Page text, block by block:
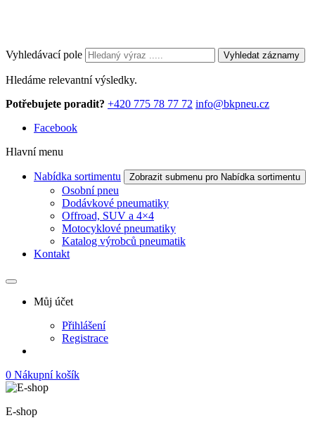
Vyhledávací pole Vyhledat záznamy
Hledáme relevantní výsledky.
Potřebujete poradit? +420 775 78 77 72 info@bkpneu.cz
Facebook
Hlavní menu
Nabídka sortimentu Zobrazit submenu pro Nabídka sortimentu
Osobní pneu
Dodávkové pneumatiky
Offroad, SUV a 4×4
Motocyklové pneumatiky
Katalog výrobců pneumatik
Kontakt
Můj účet
Přihlášení
Registrace
0 Nákupní košík
E-shop